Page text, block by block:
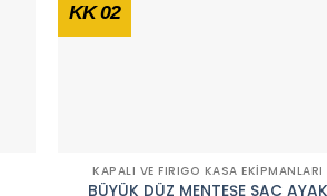
KK 02
KAPALI VE FIRIGO KASA EKIPMANLARI
BÜYÜK DÜZ MENTEŞE SAC AYAK